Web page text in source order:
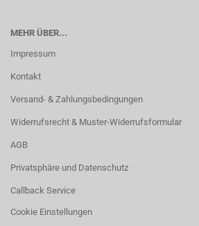
MEHR ÜBER...
Impressum
Kontakt
Versand- & Zahlungsbedingungen
Widerrufsrecht & Muster-Widerrufsformular
AGB
Privatsphäre und Datenschutz
Callback Service
Cookie Einstellungen